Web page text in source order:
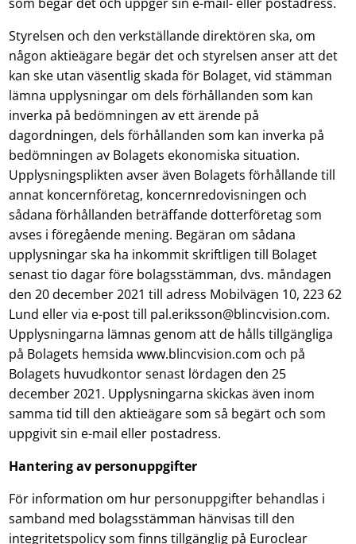
Styrelsen och den verkställande direktören ska, om
någon aktieägare begär det och styrelsen anser att det
kan ske utan väsentlig skada för Bolaget, vid stämman
lämna upplysningar om dels förhållanden som kan
inverka på bedömningen av ett ärende på
dagordningen, dels förhållanden som kan inverka på
bedömningen av Bolagets ekonomiska situation.
Upplysningsplikten avser även Bolagets förhållande till
annat koncernföretag, koncernredovisningen och
sådana förhållanden beträffande dotterföretag som
avses i föregående mening. Begäran om sådana
upplysningar ska ha inkommit skriftligen till Bolaget
senast tio dagar före bolagsstämman, dvs. måndagen
den 20 december 2021 till adress Mobilvägen 10, 223 62
Lund eller via e-post till pal.eriksson@blincvision.com.
Upplysningarna lämnas genom att de hålls tillgängliga
på Bolagets hemsida www.blincvision.com och på
Bolagets huvudkontor senast lördagen den 25
december 2021. Upplysningarna skickas även inom
samma tid till den aktieägare som så begärt och som
uppgivit sin e-mail eller postadress.
Hantering av personuppgifter
För information om hur personuppgifter behandlas i
samband med bolagsstämman hänvisas till den
integritetspolicy som finns tillgänglig på Euroclear